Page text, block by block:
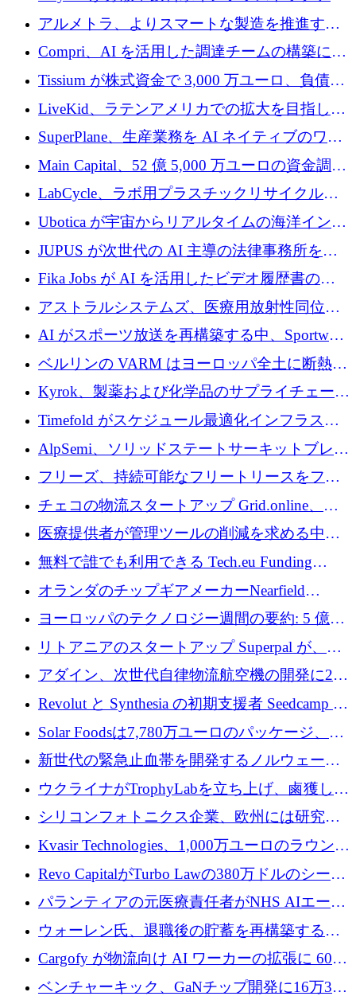
プラットフォームを拡張するために 242 万ユ
ーロを調達
アルメトラ、よりスマートな製造を推進する
ためにシリーズ A で 1,630 万ユーロを確保
Compri、AI を活用した調達チームの構築に
320 万ユーロを確保
Tissium が株式資金で 3,000 万ユーロ、負債で
3,000 万ユーロを調達
LiveKid、ラテンアメリカでの拡大を目指して
Aldea を買収
SuperPlane、生産業務を AI ネイティブのワー
クフロー層に変えるために 260 万ドルを確保
Main Capital、52 億 5,000 万ユーロの資金調達
でエンタープライズ ソフトウェアの開発を倍
LabCycle、ラボ用プラスチックリサイクルシ
ステムを商業化し、焼却廃棄物を削減するた
めに43万ポンドを確保
Ubotica が宇宙からリアルタイムの海洋インテ
リジェンスを拡張するために 1,100 万ドルを
JUPUS が次世代の AI 主導の法律事務所を強
化するために 1,300 万ユーロを調達
Fika Jobs が AI を活用したビデオ履歴書のた
めに 400 万ドルを調達
アストラルシステムズ、医療用放射性同位元
素の世界的な不足に対処するために2,300万ポ
ンドを調達
AI がスポーツ放送を再構築する中、Sportway
が 2,000 万ユーロを調達
ベルリンの VARM はヨーロッパ全土に断熱材
を拡張するために 1,750 万ユーロを投資
Kyrok、製薬および化学品のサプライチェーン
に AI を導入するために 310 万ユーロを確保
Timefold がスケジュール最適化インフラスト
ラクチャを拡張するためにシリーズ A で
1,300 万ドルを調達
AlpSemi、ソリッドステートサーキットブレー
カー技術の進歩のために1,700万ユーロを調達
フリーズ、持続可能なフリートリースをフラ
ンス全土に拡大するために1,300万ユーロを確
保
チェコの物流スタートアップ Grid.online、配
送量が 1 年で 10 倍に増加し、400 万ユーロの
医療提供者が管理ツールの削減を求める中、
a16z が Prosper AI を 3,000 万ドルで支援
無料で誰でも利用できる Tech.eu Funding
Explorer のご紹介
オランダのチップギアメーカーNearfield
Instrumentsが3億8,000万ドルを調達
ヨーロッパのテクノロジー週間の要約: 5 億
8,500 万ユーロを超える 60 以上のテクノロジ
ー資金調達取引
リトアニアのスタートアップ Superpal が、
Slack 内に構築された AI コワーカー プラット
フォームのために 50 万ユーロを調達
アダイン、次世代自律物流航空機の開発に250
万ユーロを確保
Revolut と Synthesia の初期支援者 Seedcamp が
3 億 2,000 万ドルを調達、米国に投資
Solar Foodsは7,780万ユーロのパッケージ、5
億ユーロの防衛および二重用途成長基金EDM
を開始、ヨーロッパのシリコンフォトニクス
に警告
新世代の緊急止血帯を開発するノルウェーの
スタートアップ企業を紹介する
ウクライナがTrophyLabを立ち上げ、鹵獲した
ロシア兵器を戦場の研究開発プラットフォー
ムに変える
シリコンフォトニクス企業、欧州には研究を
商業的に成功させるためのインフラが不足し
Kvasir Technologies、1,000万ユーロのラウンド
で成長を促進
Revo CapitalがTurbo Lawの380万ドルのシード
ラウンドを主導し、訴訟プラットフォームを
パランティアの元医療責任者がNHS AIエージ
ェントの立ち上げに1,000万ポンドを調達
ウォーレン氏、退職後の貯蓄を再構築するた
めに1,000万ユーロを調達
Cargofy が物流向け AI ワーカーの拡張に 600
万ドルを獲得
ベンチャーキック、GaNチップ開発に16万3千